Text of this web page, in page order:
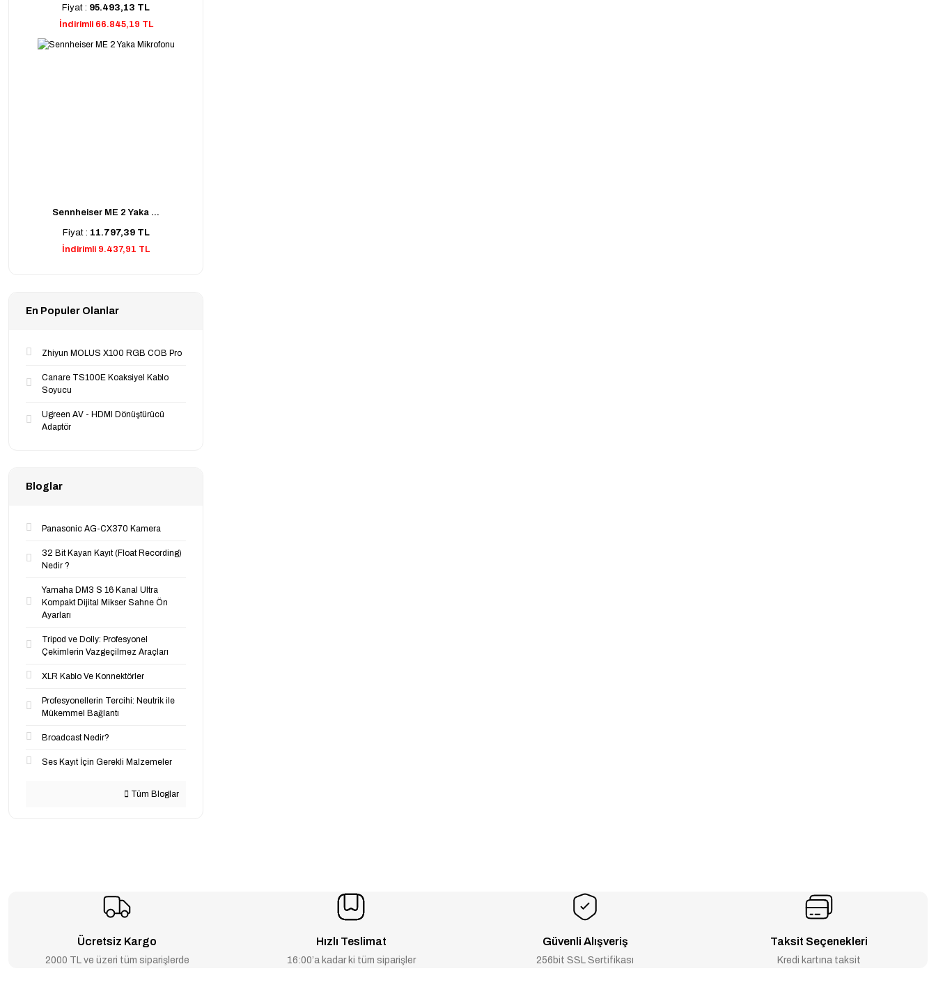
Fiyat : 95.493,13 TL
İndirimli 66.845,19 TL
Sennheiser ME 2 Yaka ...
Fiyat : 11.797,39 TL
İndirimli 9.437,91 TL
En Populer Olanlar
Zhiyun MOLUS X100 RGB COB Pro
Canare TS100E Koaksiyel Kablo
Soyucu
Ugreen AV - HDMI Dönüştürücü
Adaptör
Bloglar
Panasonic AG-CX370 Kamera
32 Bit Kayan Kayıt (Float Recording)
Nedir ?
Yamaha DM3 S 16 Kanal Ultra
Kompakt Dijital Mikser Sahne Ön
Ayarları
Tripod ve Dolly: Profesyonel
Çekimlerin Vazgeçilmez Araçları
XLR Kablo Ve Konnektörler
Profesyonellerin Tercihi: Neutrik ile
Mükemmel Bağlantı
Broadcast Nedir?
Ses Kayıt İçin Gerekli Malzemeler
Tüm Bloglar
Ücretsiz Kargo
2000 TL ve üzeri tüm siparişlerde
Hızlı Teslimat
16:00’a kadar ki tüm siparişler
Güvenli Alışveriş
256bit SSL Sertifikası
Taksit Seçenekleri
Kredi kartına taksit